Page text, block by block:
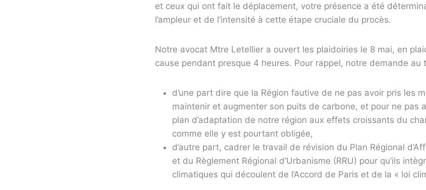
et ceux qui ont fait le déplacement, votre présence a été
l’ampleur et de l’intensité à cette étape cruciale du procès.
Notre avocat Mtre Letellier a ouvert les plaidoiries le 8 mai, en
cause pendant presque 4 heures. Pour rappel, notre demande au
d’une part dire que la Région fautive de ne pas avoir pris les
maintenir et augmenter son puits de carbone, et pour ne pas
plan d’adaptation de notre région aux effets croissants du
comme elle y est pourtant obligée,
d’autre part, cadrer le travail de révision du Plan Régional
et du Règlement Régional d’Urbanisme (RRU) pour qu’ils
climatiques qui découlent de l’Accord de Paris et de la « loi